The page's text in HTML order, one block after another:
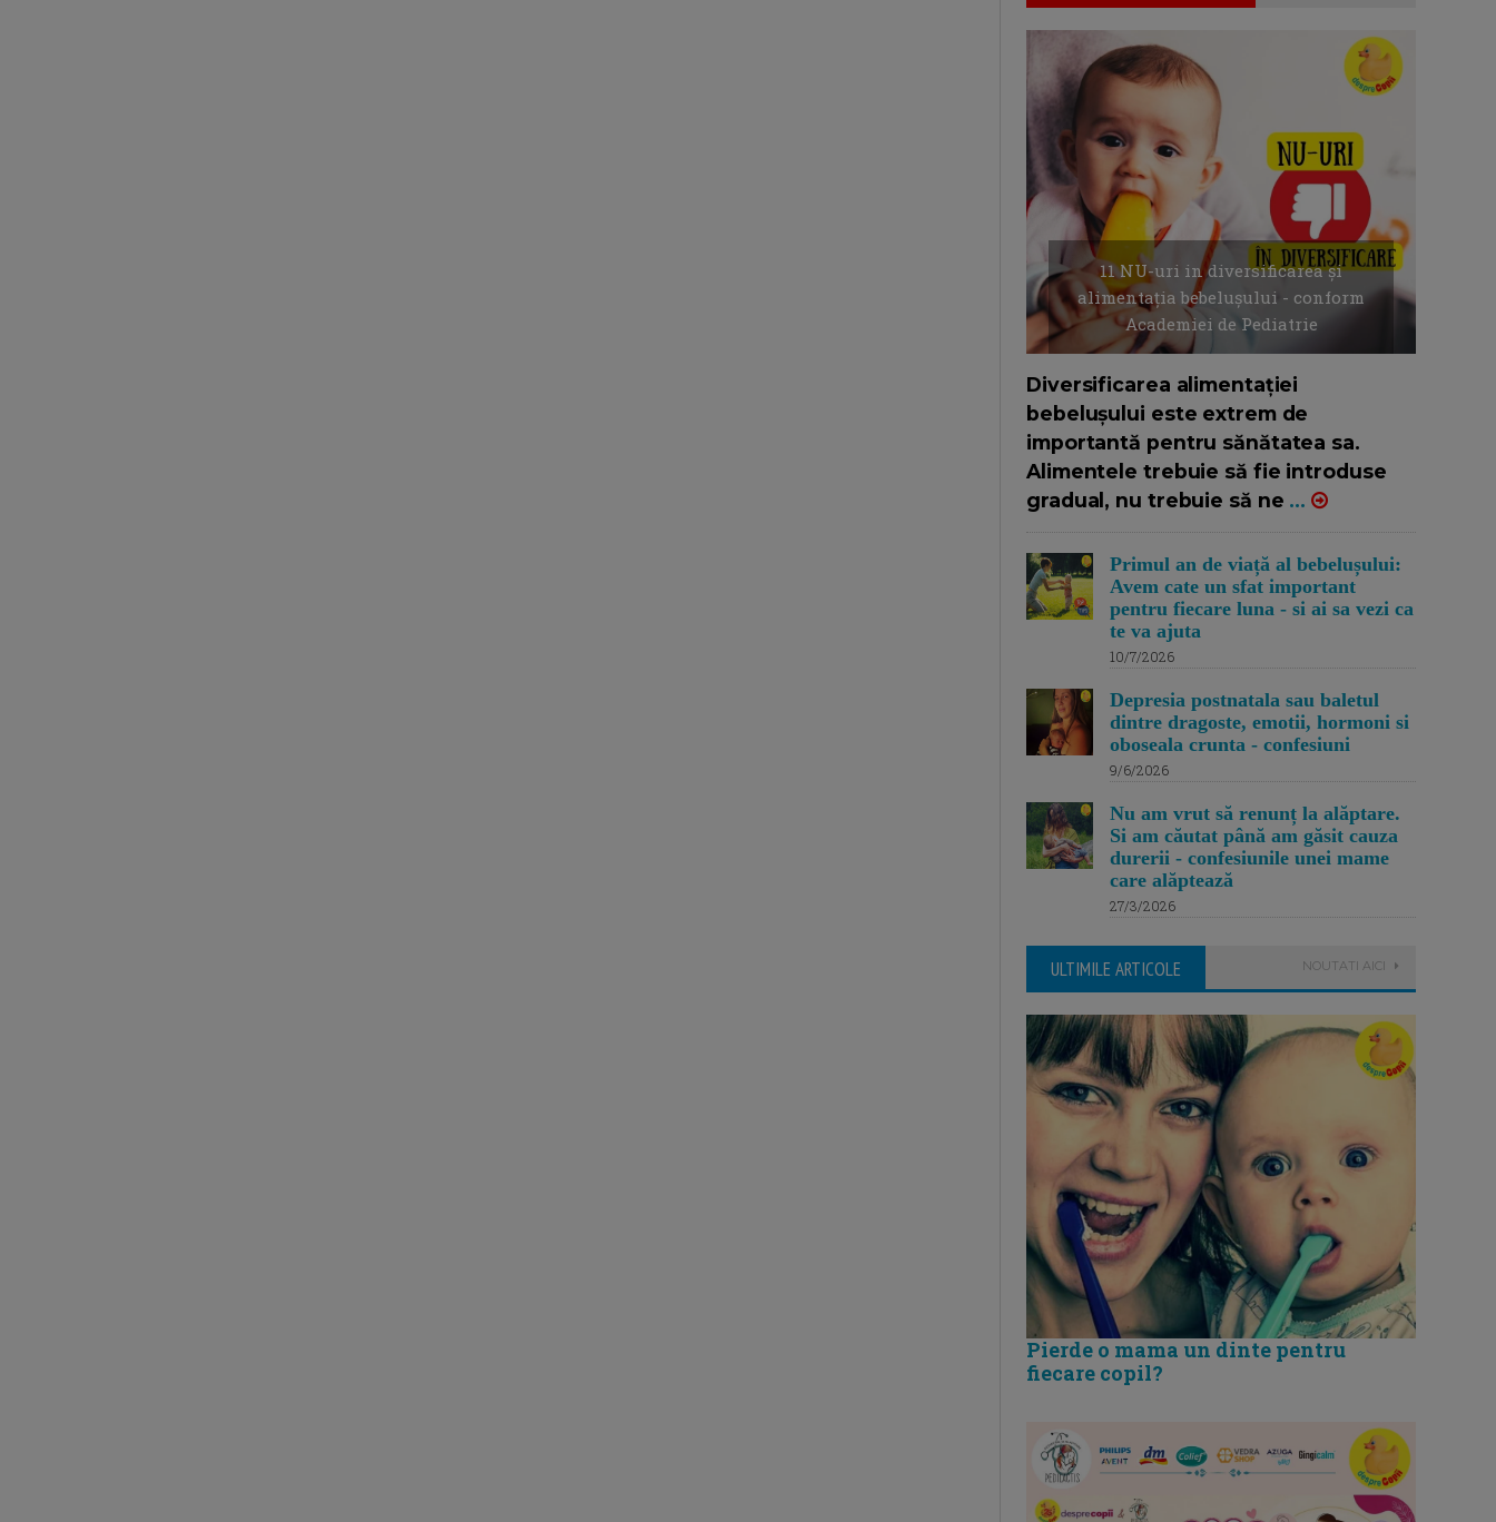
11 NU-uri in diversificarea și
alimentația bebelușului - conform
Academiei de Pediatrie
Diversificarea alimentației
bebelușului este extrem de
importantă pentru sănătatea sa.
Alimentele trebuie să fie introduse
gradual, nu trebuie să ne ...
Primul an de viață al bebelușului:
Avem cate un sfat important
pentru fiecare luna - si ai sa vezi ca
te va ajuta
10/7/2026
Depresia postnatala sau baletul
dintre dragoste, emotii, hormoni si
oboseala crunta - confesiuni
9/6/2026
Nu am vrut să renunț la alăptare.
Si am căutat până am găsit cauza
durerii - confesiunile unei mame
care alăptează
27/3/2026
ULTIMILE ARTICOLE NOUTATI AICI
Pierde o mama un dinte pentru
fiecare copil?